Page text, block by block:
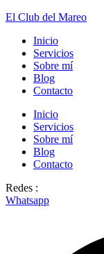
El Club del Mareo
Inicio
Servicios
Sobre mí
Blog
Contacto
Inicio
Servicios
Sobre mí
Blog
Contacto
Redes :
Whatsapp